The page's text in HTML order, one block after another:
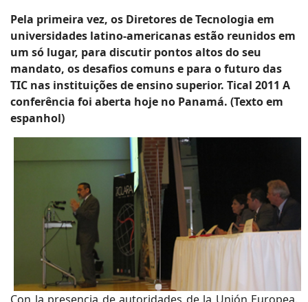
Pela primeira vez, os Diretores de Tecnologia em
universidades latino-americanas estão reunidos em
um só lugar, para discutir pontos altos do seu
mandato, os desafios comuns e para o futuro das
TIC nas instituições de ensino superior. Tical 2011 A
conferência foi aberta hoje no Panamá. (Texto em
espanhol)
Con la presencia de autoridades de la Unión Europea,